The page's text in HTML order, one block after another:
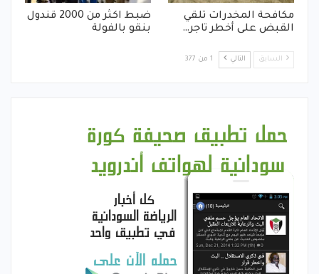
مكافحة المخدرات تلقي
القبض على أخطر تاجر…
ضبط اكثر من 2000 قندول
بنقو بالفولة
السابق التالي 1 من 377